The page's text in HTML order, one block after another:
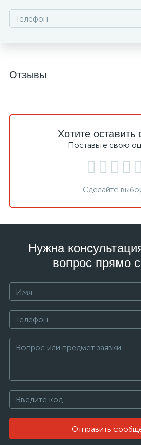
Отзывы
Хотите оставить
Поставьте свою
Сделайте
Нужна
вопрос прямо
Отправить